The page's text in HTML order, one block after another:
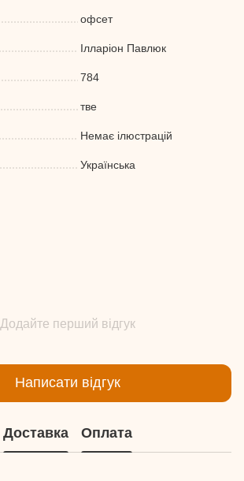
офсет
Ілларіон Павлюк
784
тве
Немає ілюстрацій
Українська
Додайте перший відгук
Написати відгук
Доставка Оплата